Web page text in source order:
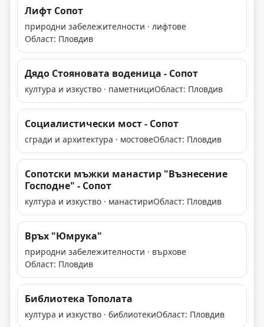
Лифт Сопот
природни забележителности · лифтове
Област: Пловдив
Дядо Стояновата воденица - Сопот
култура и изкуство · паметнициОбласт: Пловдив
Социалистически мост - Сопот
сгради и архитектура · мостовеОбласт: Пловдив
Сопотски мъжки манастир "Възнесение
Господне" - Сопот
култура и изкуство · манастириОбласт: Пловдив
Връх "Юмрука"
природни забележителности · върхове
Област: Пловдив
Библиотека Тополата
култура и изкуство · библиотекиОбласт: Пловдив